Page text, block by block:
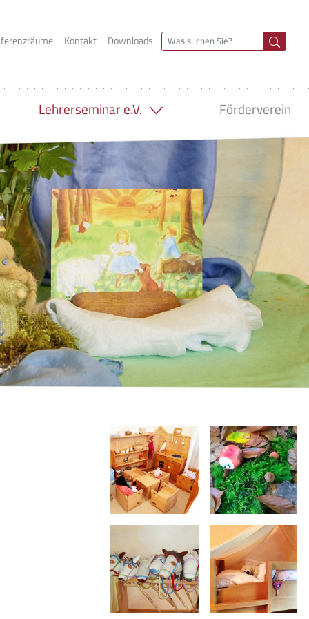
Kontakt Downloads
Lehrerseminar e.V. Förderverein